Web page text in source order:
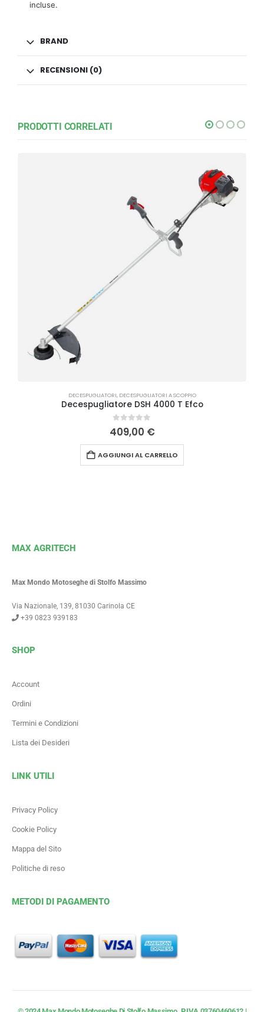
incluse.
BRAND
RECENSIONI (0)
PRODOTTI CORRELATI
DECESPUGLIATORI, DECESPUGLIATORI A SCOPPIO
Decespugliatore DSH 4000 T Efco
0Su 5
409,00 €
AGGIUNGI AL CARRELLO
MAX AGRITECH
Max Mondo Motoseghe di Stolfo Massimo
Via Nazionale, 139, 81030 Carinola CE
+39 0823 939183
SHOP
Account
Ordini
Termini e Condizioni
Lista dei Desideri
LINK UTILI
Privacy Policy
Cookie Policy
Mappa del Sito
Politiche di reso
METODI DI PAGAMENTO